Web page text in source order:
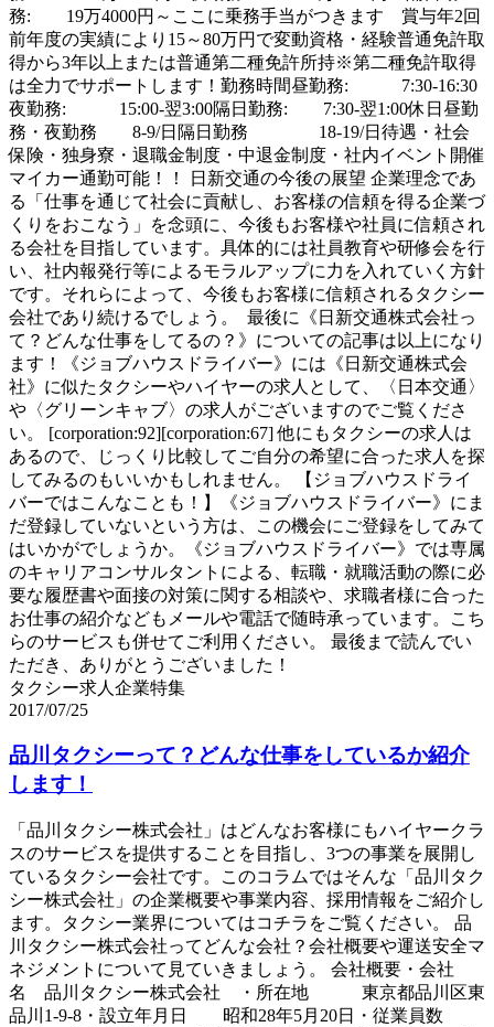
務: 19万4000円～ここに乗務手当がつきます 賞与年2回
前年度の実績により15～80万円で変動資格・経験普通免許取
得から3年以上または普通第二種免許所持※第二種免許取得
は全力でサポートします！勤務時間昼勤務: 7:30-16:30
夜勤務: 15:00-翌3:00隔日勤務: 7:30-翌1:00休日昼勤
務・夜勤務 8-9/日隔日勤務 18-19/日待遇・社会
保険・独身寮・退職金制度・中退金制度・社内イベント開催
マイカー通勤可能！！ 日新交通の今後の展望 企業理念であ
る「仕事を通じて社会に貢献し、お客様の信頼を得る企業づ
くりをおこなう」を念頭に、今後もお客様や社員に信頼され
る会社を目指しています。具体的には社員教育や研修会を行
い、社内報発行等によるモラルアップに力を入れていく方針
です。それらによって、今後もお客様に信頼されるタクシー
会社であり続けるでしょう。 最後に《日新交通株式会社っ
て？どんな仕事をしてるの？》についての記事は以上になり
ます！《ジョブハウスドライバー》には《日新交通株式会
社》に似たタクシーやハイヤーの求人として、〈日本交通〉
や〈グリーンキャブ〉の求人がございますのでご覧くださ
い。 [corporation:92][corporation:67] 他にもタクシーの求人は
あるので、じっくり比較してご自分の希望に合った求人を探
してみるのもいいかもしれません。 【ジョブハウスドライ
バーではこんなことも！】《ジョブハウスドライバー》にま
だ登録していないという方は、この機会にご登録をしてみて
はいかがでしょうか。《ジョブハウスドライバー》では専属
のキャリアコンサルタントによる、転職・就職活動の際に必
要な履歴書や面接の対策に関する相談や、求職者様に合った
お仕事の紹介などもメールや電話で随時承っています。こち
らのサービスも併せてご利用ください。 最後まで読んでい
ただき、ありがとうございました！
タクシー求人企業特集
2017/07/25
品川タクシーって？どんな仕事をしているか紹介
します！
「品川タクシー株式会社」はどんなお客様にもハイヤークラ
スのサービスを提供することを目指し、3つの事業を展開し
ているタクシー会社です。このコラムではそんな「品川タク
シー株式会社」の企業概要や事業内容、採用情報をご紹介し
ます。タクシー業界についてはコチラをご覧ください。 品
川タクシー株式会社ってどんな会社？会社概要や運送安全マ
ネジメントについて見ていきましょう。 会社概要・会社
名 品川タクシー株式会社 ・所在地 東京都品川区東
品川1-9-8・設立年月日 昭和28年5月20日・従業員数